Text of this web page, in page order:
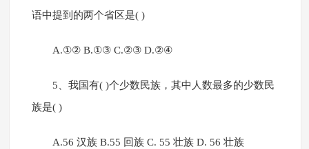
语中提到的两个省区是( )
A.①② B.①③ C.②③ D.②④
5、我国有( )个少数民族，其中人数最多的少数民
族是( )
A.56 汉族 B.55 回族 C. 55 壮族 D. 56 壮族